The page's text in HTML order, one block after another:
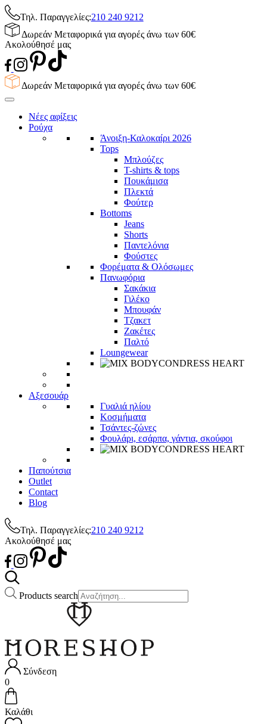
Τηλ. Παραγγελίες:210 240 9212
Δωρεάν Μεταφορικά για αγορές άνω των 60€
Ακολούθησέ μας
Δωρεάν Μεταφορικά για αγορές άνω των 60€
Νέες αφίξεις
Ρούχα
Άνοιξη-Καλοκαίρι 2026
Tops
Μπλούζες
T-shirts & tops
Πουκάμισα
Πλεκτά
Φούτερ
Bottoms
Jeans
Shorts
Παντελόνια
Φούστες
Φορέματα & Ολόσωμες
Πανωφόρια
Σακάκια
Γιλέκο
Μπουφάν
Τζακετ
Ζακέτες
Παλτό
Loungewear
Αξεσουάρ
Γυαλιά ηλίου
Κοσμήματα
Τσάντες-ζώνες
Φουλάρι, εσάρπα, γάντια, σκούφοι
Παπούτσια
Outlet
Contact
Blog
Τηλ. Παραγγελίες:210 240 9212
Ακολούθησέ μας
Products search
Σύνδεση
0
Καλάθι